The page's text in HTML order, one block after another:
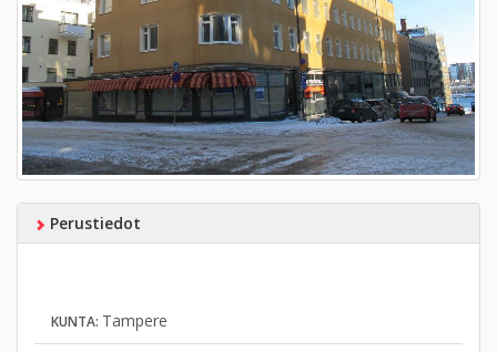
Perustiedot
KUNTA: Tampere